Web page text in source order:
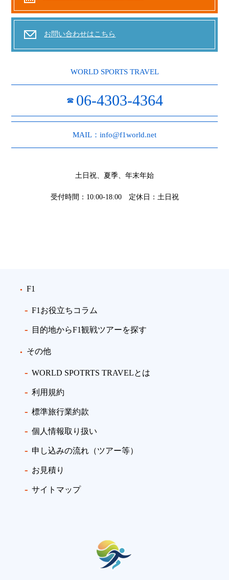
お問い合わせはこちら
WORLD SPORTS TRAVEL
☎ 06-4303-4364
MAIL：info@f1world.net
土日祝、夏季、年末年始
受付時間：10:00-18:00 定休日：土日祝
F1
F1お役立ちコラム
目的地からF1観戦ツアーを探す
その他
WORLD SPOTRTS TRAVELとは
利用規約
標準旅行業約款
個人情報取り扱い
申し込みの流れ（ツアー等）
お見積り
サイトマップ